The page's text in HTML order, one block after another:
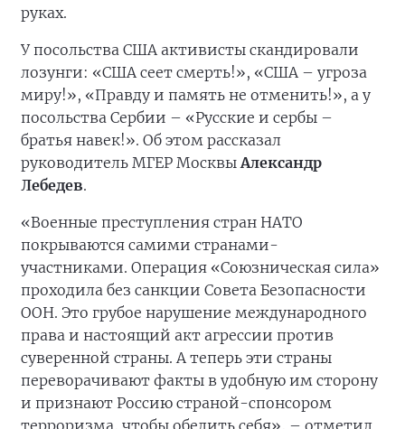
руках.
У посольства США активисты скандировали
лозунги: «США сеет смерть!», «США – угроза
миру!», «Правду и память не отменить!», а у
посольства Сербии – «Русские и сербы –
братья навек!». Об этом рассказал
руководитель МГЕР МосквыАлександр
Лебедев.
«Военные преступления стран НАТО
покрываются самими странами-
участниками. Операция «Союзническая сила»
проходила без санкции Совета Безопасности
ООН. Это грубое нарушение международного
права и настоящий акт агрессии против
суверенной страны. А теперь эти страны
переворачивают факты в удобную им сторону
и признают Россию страной-спонсором
терроризма, чтобы обелить себя», – отметил